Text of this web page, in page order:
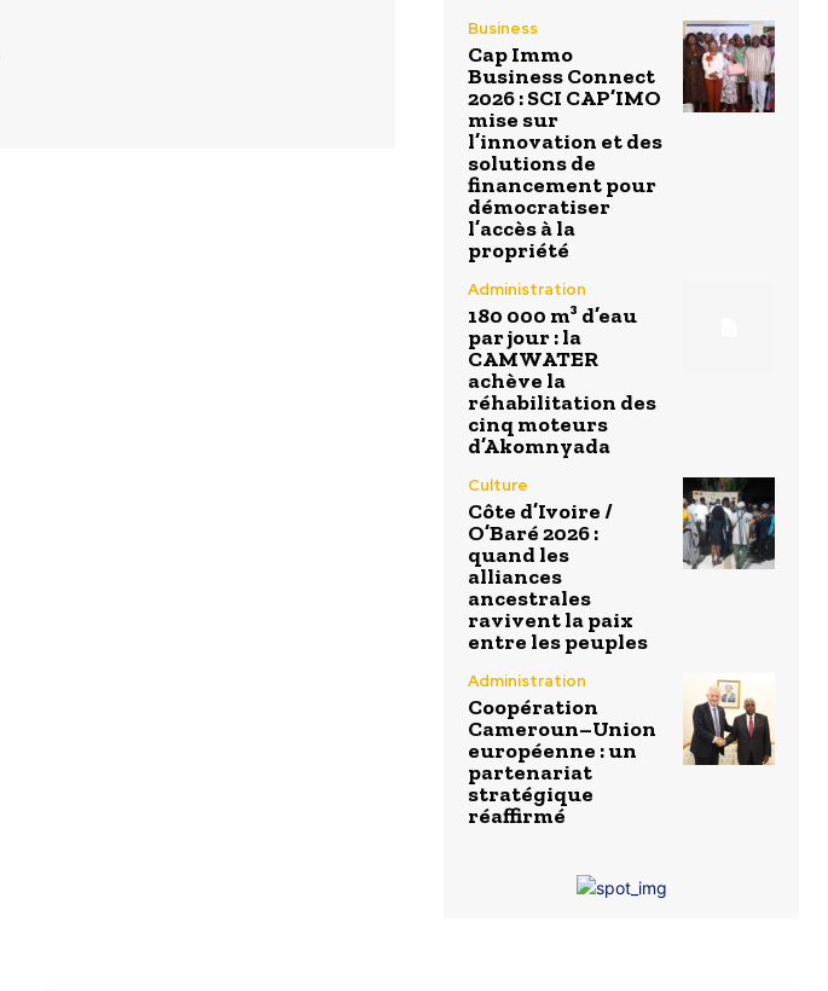
Business
Cap Immo
Business Connect
2026 : SCI CAP’IMO
mise sur
l’innovation et des
solutions de
financement pour
démocratiser
l’accès à la
propriété
Administration
180 000 m³ d’eau
par jour : la
CAMWATER
achève la
réhabilitation des
cinq moteurs
d’Akomnyada
Culture
Côte d’Ivoire /
O’Baré 2026 :
quand les
alliances
ancestrales
ravivent la paix
entre les peuples
Administration
Coopération
Cameroun–Union
européenne : un
partenariat
stratégique
réaffirmé